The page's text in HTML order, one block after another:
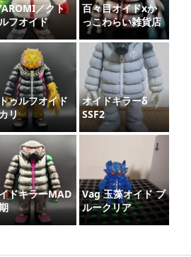
／クト
フオイド
百々目オイドxか
っこわらい雑貨店
ゥルフオイド
リ
オイドキラーδ
SSF2
ドキラーMAD
Vag 玉藻オイド ブ
ルークリア